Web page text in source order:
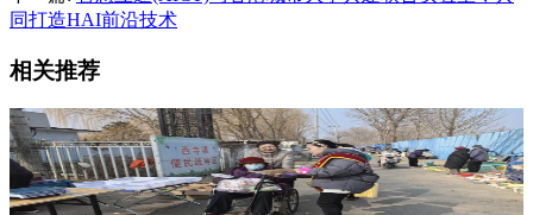
同打造HAI前沿技术
相关推荐